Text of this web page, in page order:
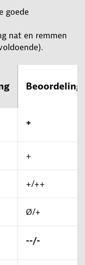
goede
nat en remmen
Beoordeling
+
+
+/++
Ø/+
--/-